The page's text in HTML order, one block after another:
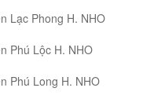
Lạc Phong H. NHO
Phú Lộc H. NHO
Phú Long H. NHO